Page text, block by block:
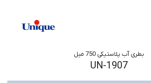
بطری آب پلاستیکی 750 میل
UN-1907